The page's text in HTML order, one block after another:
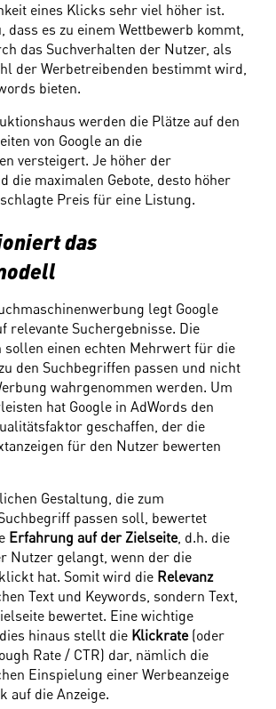
eines Klicks sehr viel höher ist.
dass es zu einem Wettbewerb kommt,
das Suchverhalten der Nutzer, als
der Werbetreibenden bestimmt wird,
bieten.
werden die Plätze auf den
von Google an die
versteigert. Je höher der
die maximalen Gebote, desto höher
Preis für eine Listung.
das
legt Google
relevante Suchergebnisse. Die
sollen einen echten Mehrwert für die
den Suchbegriffen passen und nicht
wahrgenommen werden. Um
hat Google in AdWords den
geschaffen, der die
für den Nutzer bewerten
Gestaltung, die zum
passen soll, bewertet
Erfahrung auf der Zielseite, d.h. die
Nutzer gelangt, wenn der die
hat. Somit wird die Relevanz
Text und Keywords, sondern Text,
bewertet. Eine wichtige
hinaus stellt die Klickrate (oder
Rate / CTR) dar, nämlich die
Einspielung einer Werbeanzeige
auf die Anzeige.